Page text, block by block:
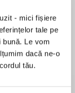
- mici fișiere
tale pe
bună. Le vom
dacă ne-o
tău.
USA